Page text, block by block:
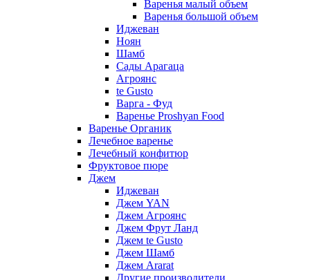
Варенья малый объем
Варенья большой объем
Иджеван
Ноян
Шамб
Сады Арагаца
Агроянс
te Gusto
Варга - Фуд
Варенье Proshyan Food
Варенье Органик
Лечебное варенье
Лечебный конфитюр
Фруктовое пюре
Джем
Иджеван
Джем YAN
Джем Агроянс
Джем Фрут Ланд
Джем te Gusto
Джем Шамб
Джем Ararat
Другие производители